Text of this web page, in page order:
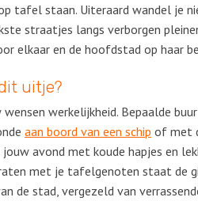
tafel staan. Uiteraard wandel je
straatjes langs verborgen
elkaar en de hoofdstad op haar
uitje?
werkelijkheid. Bepaalde
aan boord van een schip of met
avond met koude hapjes en
met je tafelgenoten staat de
de stad, vergezeld van